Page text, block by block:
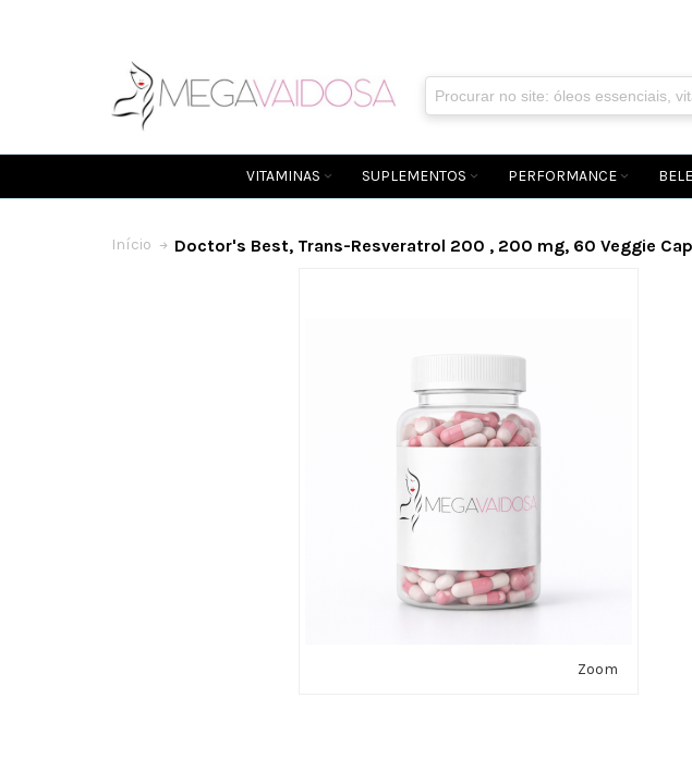
VITAMINAS SUPLEMENTOS PERFORMANCE
Início Doctor's Best, Trans-Resveratrol 200 , 200 mg, 60 Veggie
Zoom